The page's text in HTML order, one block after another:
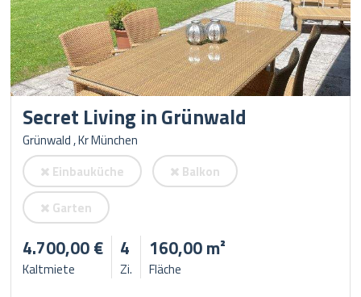
Secret Living in Grünwald
Grünwald , Kr München
Einbauküche
Balkon
Garten
4.700,00 €
Kaltmiete
4
Zi.
160,00 m²
Fläche